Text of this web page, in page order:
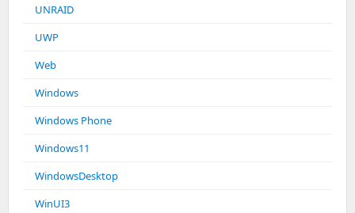
UNRAID
UWP
Web
Windows
Windows Phone
Windows11
WindowsDesktop
WinUI3